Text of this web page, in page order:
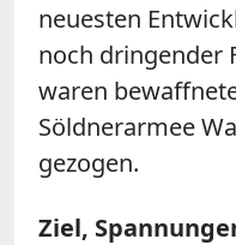
neuesten
noch dringender
waren
Söldnerarmee
gezogen.
Ziel,